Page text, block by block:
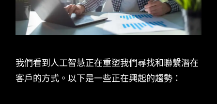
我們看到人工智慧正在重塑我們尋找和聯繫潛在
客戶的方式。以下是一些正在興起的趨勢：